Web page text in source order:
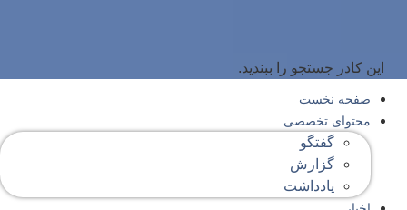
این کادر جستجو را ببندید.
صفحه‌ نخست
محتوای‌ تخصصی
گفتگو
گزارش
یادداشت